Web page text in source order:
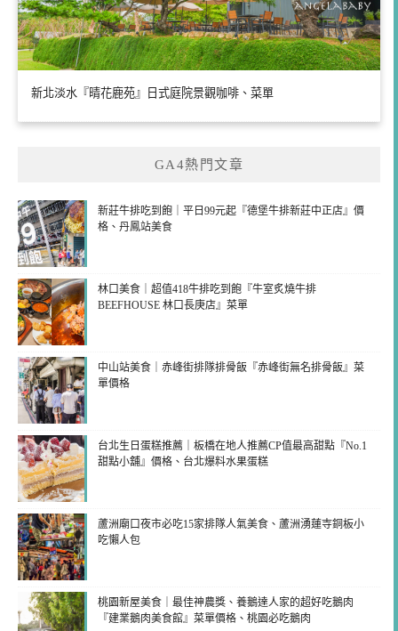
新北淡水『晴花鹿苑』日式庭院景觀咖啡、菜單
GA4熱門文章
新莊牛排吃到飽｜平日99元起『德堡牛排新莊中正店』價
格、丹鳳站美食
林口美食｜超值418牛排吃到飽『牛室炙燒牛排
BEEFHOUSE 林口長庚店』菜單
中山站美食｜赤峰街排隊排骨飯『赤峰街無名排骨飯』菜
單價格
台北生日蛋糕推薦｜板橋在地人推薦CP值最高甜點『No.1
甜點小舖』價格、台北爆料水果蛋糕
蘆洲廟口夜市必吃15家排隊人氣美食、蘆洲湧蓮寺銅板小
吃懶人包
桃園新屋美食｜最佳神農獎、養鵝達人家的超好吃鵝肉
『建業鵝肉美食館』菜單價格、桃園必吃鵝肉